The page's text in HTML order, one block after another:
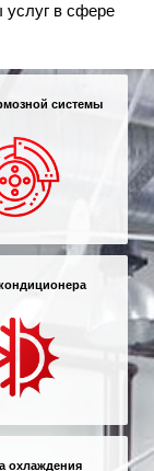
в сфере
системы
охлаждения